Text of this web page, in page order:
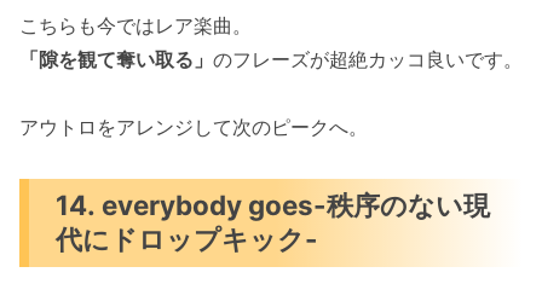
こちらも今ではレア楽曲。
「隙を観て奪い取る」 のフレーズが超絶カッコ良いです。
アウトロをアレンジして次のピークへ。
14. everybody goes-秩序のない現
代にドロップキック-